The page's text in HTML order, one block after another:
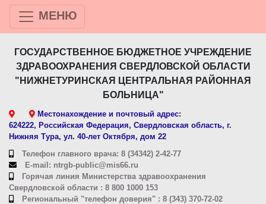
МЕНЮ
ГОСУДАРСТВЕННОЕ БЮДЖЕТНОЕ УЧРЕЖДЕНИЕ
ЗДРАВООХРАНЕНИЯ СВЕРДЛОВСКОЙ ОБЛАСТИ
"НИЖНЕТУРИНСКАЯ ЦЕНТРАЛЬНАЯ РАЙОННАЯ
БОЛЬНИЦА"
Местонахождение и почтовый адрес:
624222, Российская Федерация, Свердловская область, г.
Нижняя Тура, ул. 40-лет Октября, дом 22
Телефон главного врача: 8 (34342) 2-42-77
E-mail: ntrgb-public@mis66.ru
Горячая линия Министерства здравоохранения
Свердловской области : 8 800 1000 153
Региональный "телефон доверия" : 8 (343) 370-72-02